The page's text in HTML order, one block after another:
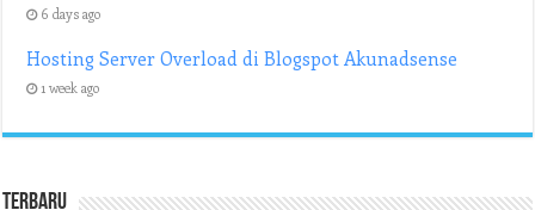
6 days ago
Hosting Server Overload di Blogspot Akunadsense
1 week ago
Terbaru